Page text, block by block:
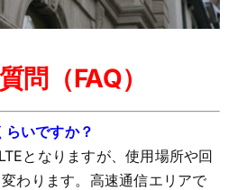
問（FAQ）
いですか？
となりますが、使用場所や回
わります。高速通信エリアで